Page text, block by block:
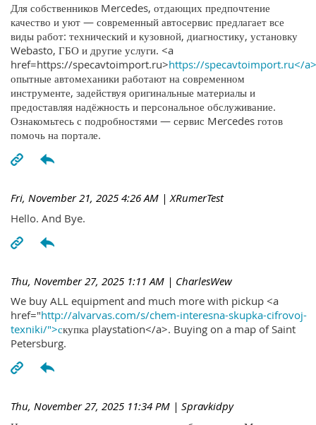
Для собственников Mercedes, отдающих предпочтение
качество и уют — современный автосервис предлагает все
виды работ: технический и кузовной, диагностику, установку
Webasto, ГБО и другие услуги. <a
href=https://specavtoimport.ru>https://specavtoimport.ru</a>
опытные автомеханики работают на современном
инструменте, задействуя оригинальные материалы и
предоставляя надёжность и персональное обслуживание.
Ознакомьтесь с подробностями — сервис Mercedes готов
помочь на портале.
Fri, November 21, 2025 4:26 AM | XRumerTest
Hello. And Bye.
Thu, November 27, 2025 1:11 AM | CharlesWew
We buy ALL equipment and much more with pickup <a
href="http://alvarvas.com/s/chem-interesna-skupka-cifrovoj-
texniki/">скупка playstation</a>. Buying on a map of Saint
Petersburg.
Thu, November 27, 2025 11:34 PM | Spravkidpy